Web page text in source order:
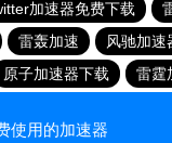
加速器免费下载
雷轰加速
风驰加速
原子加速器下载
雷霆
使用的加速器